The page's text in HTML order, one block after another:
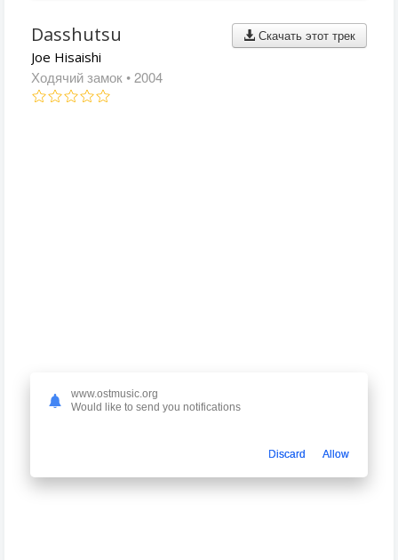
Скачать этот трек
Dasshutsu
Joe Hisaishi
Ходячий замок • 2004
www.ostmusic.org
Would like to send you notifications
Discard Allow